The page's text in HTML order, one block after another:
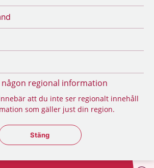
någon regional information
att du inte ser regionalt innehåll
som gäller just din region.
Stäng regionsväljaren
Stäng